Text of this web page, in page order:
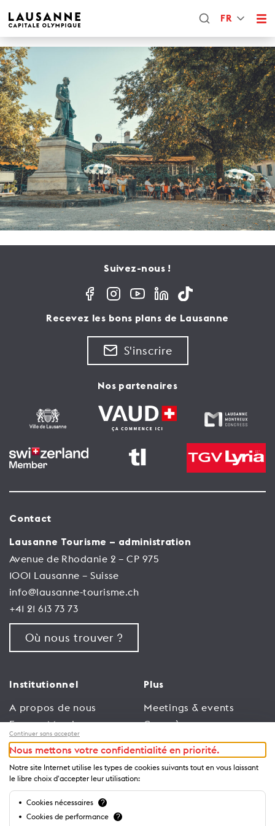
FR
Suivez-nous !
Recevez les bons plans de Lausanne
S'inscrire
Nos partenaires
Contact
Lausanne Tourisme – administration
Avenue de Rhodanie 2 – CP 975
1001 Lausanne – Suisse
info@lausanne-tourisme.ch
+41 21 613 73 73
Où nous trouver ?
Institutionnel
A propos de nous
Espace Membres
Emploi
Conditions générales
d’utilisation
Politique de
confidentialité
Plus
Meetings & events
Congrès
Trade
Espace Médias
Annonceurs
Brochures et guides
Continuer sans accepter
Nous mettons votre confidentialité en priorité.
Notre site Internet utilise les types de cookies suivants tout en vous laissant
le libre choix d'accepter leur utilisation:
Cookies nécessaires ?
Cookies de performance ?